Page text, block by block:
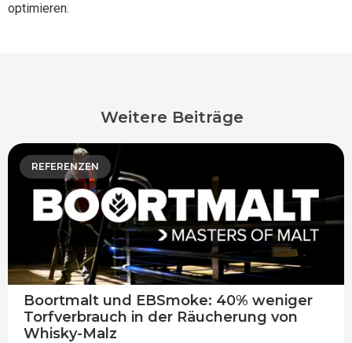
optimieren.
Weitere Beiträge
REFERENZEN
Boortmalt und EBSmoke: 40% weniger
Torfverbrauch in der Räucherung von
Whisky-Malz